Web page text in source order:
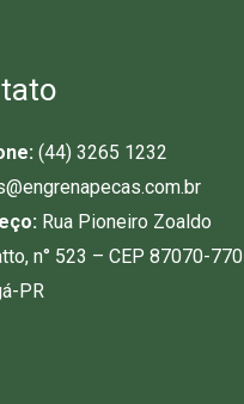
(44) 3265 1232
Rua Pioneiro Zoaldo
n° 523 – CEP 87070-770 |
PR